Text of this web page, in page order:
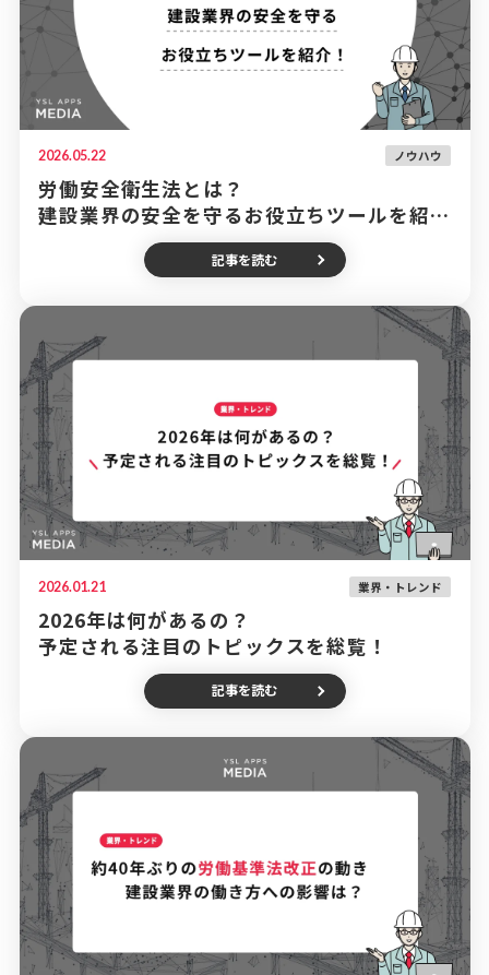
2026.05.22 ノウハウ
労働安全衛生法とは？
建設業界の安全を守るお役立ちツールを紹
記事を読む
2026.01.21 業界・トレンド
2026年は何があるの？
予定される注目のトピックスを総覧！
記事を読む